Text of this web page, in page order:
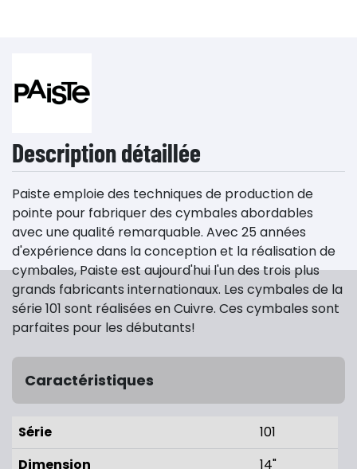
Description détaillée
Paiste emploie des techniques de production de
pointe pour fabriquer des cymbales abordables
avec une qualité remarquable. Avec 25 années
d'expérience dans la conception et la réalisation de
cymbales, Paiste est aujourd'hui l'un des trois plus
grands fabricants internationaux. Les cymbales de la
série 101 sont réalisées en Cuivre. Ces cymbales sont
parfaites pour les débutants!
Caractéristiques
Série
101
Dimension
14"